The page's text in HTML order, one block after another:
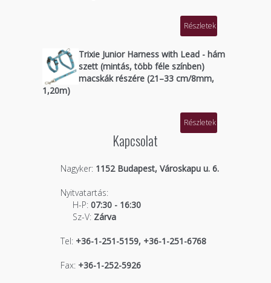
Részletek
Trixie Junior Harness with Lead - hám
szett (mintás, több féle színben)
macskák részére (21–33 cm/8mm,
1,20m)
Részletek
Kapcsolat
Nagyker:1152 Budapest, Városkapu u. 6.
Nyitvatartás:
H-P:07:30 - 16:30
Sz-V:Zárva
Tel:+36-1-251-5159, +36-1-251-6768
Fax:+36-1-252-5926